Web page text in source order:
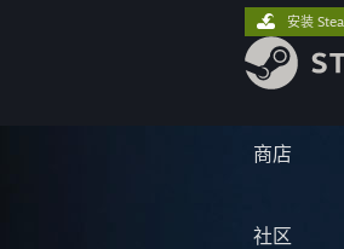
商店
社区
安装